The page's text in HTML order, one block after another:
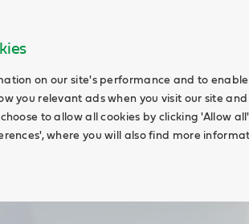
on our site's performance and to
you relevant ads when you visit our site
to allow all cookies by clicking 'Allow
where you will also find more